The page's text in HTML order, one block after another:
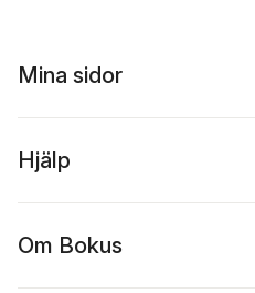
Mina sidor
Hjälp
Om Bokus